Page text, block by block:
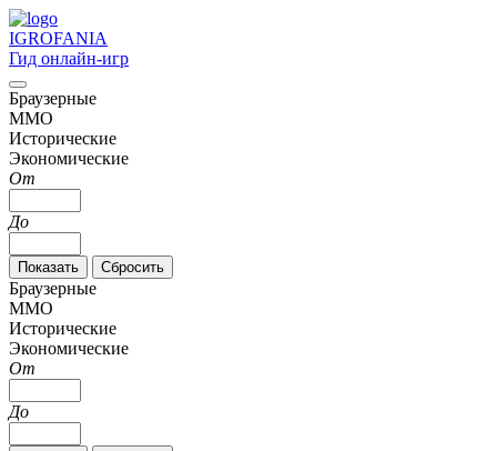
IGROFANIA
Гид онлайн-игр
Браузерные
MMO
Исторические
Экономические
От
До
Браузерные
MMO
Исторические
Экономические
От
До